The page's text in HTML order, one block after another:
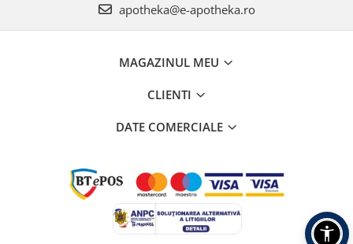
apotheka@e-apotheka.ro
MAGAZINUL MEU
CLIENTI
DATE COMERCIALE